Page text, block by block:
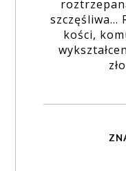
szczęśliwa...
kości,